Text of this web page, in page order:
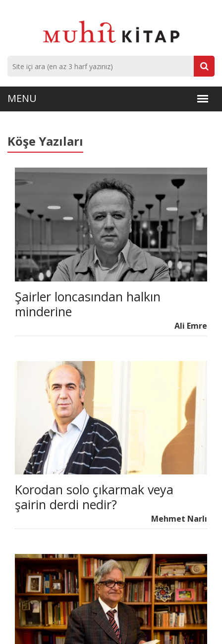
Köşe Yazıları
Şairler loncasından halkın
minderine
Ali Emre
Korodan solo çıkarmak veya
şairin derdi nedir?
Mehmet Narlı